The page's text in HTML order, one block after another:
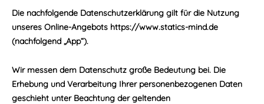
Die nachfolgende Datenschutzerklärung gilt für die Nutzung
unseres Online-Angebots https://www.statics-mind.de
(nachfolgend „App“).
Wir messen dem Datenschutz große Bedeutung bei. Die
Erhebung und Verarbeitung Ihrer personenbezogenen Daten
geschieht unter Beachtung der geltenden